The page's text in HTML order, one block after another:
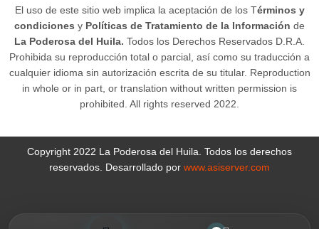
El uso de este sitio web implica la aceptación de los Términos y
condiciones y Políticas de Tratamiento de la Información de
La Poderosa del Huila. Todos los Derechos Reservados D.R.A.
Prohibida su reproducción total o parcial, así como su traducción a
cualquier idioma sin autorización escrita de su titular. Reproduction
in whole or in part, or translation without written permission is
prohibited. All rights reserved 2022.
Copyright 2022 La Poderosa del Huila. Todos los derechos
reservados. Desarrollado por www.asiserver.com